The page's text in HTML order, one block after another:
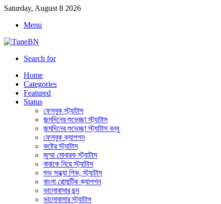
Saturday, August 8 2026
Menu
Search for
Home
Categories
Featured
Status
ফেসবুক স্ট্যাটাস
জন্মদিনের শুভেচ্ছা স্ট্যাটাস
জন্মদিনের শুভেচ্ছা স্ট্যাটাস বন্ধু
ফেসবুক ক্যাপশন
কষ্টের স্ট্যাটাস
জুম্মা মোবারক স্ট্যাটাস
বাবাকে নিয়ে স্ট্যাটাস
শুভ সন্ধ্যা পিক, স্ট্যাটাস
বাংলা রোমান্টিক ক্যাপশন
ভালোবাসার ছন্দ
ভালোবাসার স্ট্যাটাস